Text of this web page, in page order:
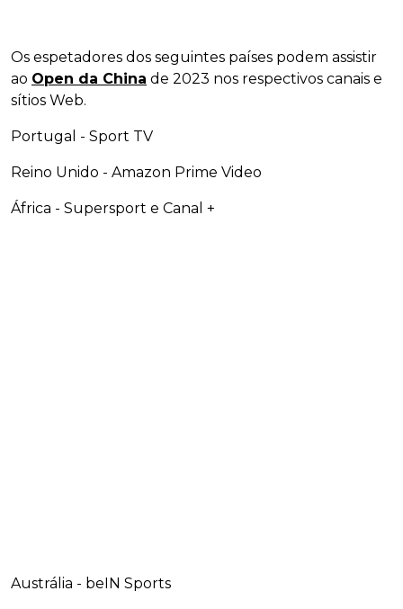
Os espetadores dos seguintes países podem assistir
ao Open da China de 2023 nos respectivos canais e
sítios Web.
Portugal - Sport TV
Reino Unido - Amazon Prime Video
África - Supersport e Canal +
Austrália - beIN Sports